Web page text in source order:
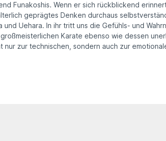
Funakoshis. Wenn er sich rückblickend
geprägtes Denken durchaus
Uehara. In ihr tritt uns die Gefühls- und
Karate ebenso wie dessen
zur technischen, sondern auch zur